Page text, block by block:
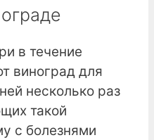
в течение
виноград для
несколько раз
такой
с болезнями